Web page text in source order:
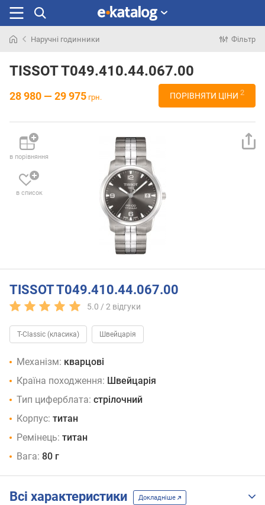
раніше
Наручні годинники Фільтр
TISSOT T049.410.44.067.00
28 980 — 29 975 грн. ПОРІВНЯТИ ЦІНИ 2
в порівняння
в список
TISSOT T049.410.44.067.00
5.0 /2 відгуки
T-Classic (класика) Швейцарія
Механізм: кварцові
Країна походження: Швейцарія
Тип циферблата: стрілочний
Корпус: титан
Ремінець: титан
Вага: 80 г
Всі характеристики Докладніше